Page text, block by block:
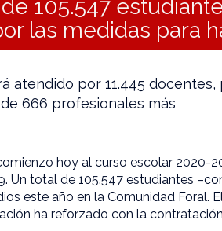
105.547
las medidas para
atendido por 11.445
666 profesionales más
hoy al curso escolar 2020-
Un total de 105.547 estudiantes
este año en la Comunidad Foral.
ha reforzado con la